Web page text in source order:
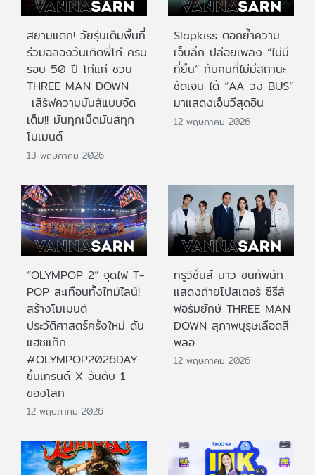
สยามแตก! วัยรุ่นเต็มพื้นที่
ร่วมฉลองวันเกิดพี่โก๋ ครบ
รอบ 50 ปี โก๋แก่ ชวน
THREE MAN DOWN
เสิร์ฟความมันส์แบบจัด
เต็ม!! มันทุกเม็ดมันส์ทุก
โมเมนต์
13 พฤษภาคม 2026
Slapkiss ตอกย้ำความ
เจ็บลึก ปล่อยเพลง “ไม่มี
ที่ยืน” กับคนที่ไม่มีสถานะ
ชัดเจน ได้ “AA วง BUS”
มาแสดงเอ็มวีสุดอิน
12 พฤษภาคม 2026
“OLYMPOP 2” จุดไฟ T-
POP สะเทือนทั้งไทม์ไลน์!
สร้างโมเมนต์
ประวัติศาสตร์ครั้งใหม่ ดัน
แฮชแท็ก
#OLYMPOP2026DAY
ขึ้นเทรนด์ X อันดับ 1
ของโลก
12 พฤษภาคม 2026
ทรูวิชั่นส์ นาว ขนทัพนัก
แสดงถ่ายโปสเตอร์ ซีรีส์
ฟอร์มยักษ์ THREE MAN
DOWN สุภาพบุรุษเลือดสี
พลอ
12 พฤษภาคม 2026